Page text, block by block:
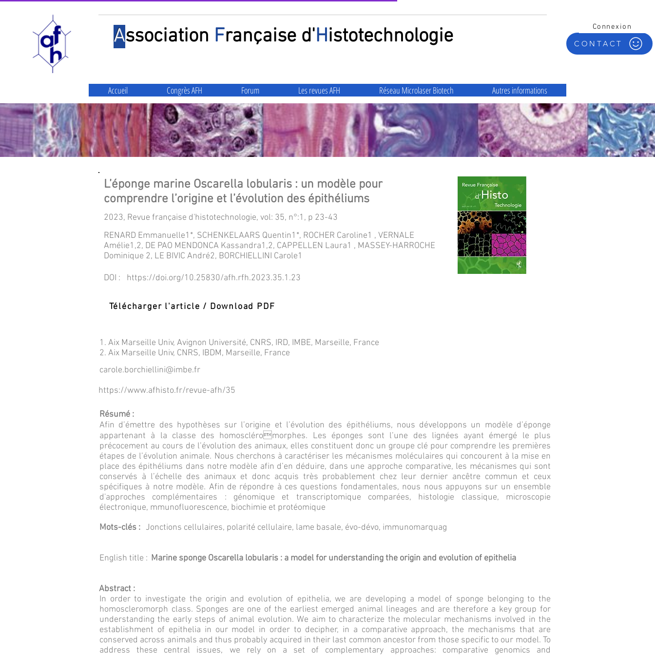
Association Française d'Histotechnologie CONTACT
Connexion
Accueil Congrès AFH Forum Les revues AFH Réseau Microlaser Biotech Autres informations
L’éponge marine Oscarella lobularis : un modèle pour
comprendre l’origine et l’évolution des épithéliums
2023, Revue française d'histotechnologie, vol: 35, n°:1, p 23-43
RENARD Emmanuelle1*, SCHENKELAARS Quentin1*, ROCHER Caroline1 , VERNALE
Amélie1,2, DE PAO MENDONCA Kassandra1,2, CAPPELLEN Laura1 , MASSEY-HARROCHE
Dominique 2, LE BIVIC André2, BORCHIELLINI Carole1
DOI : https://doi.org/10.25830/afh.rfh.2023.35.1.23
Télécharger l'article / Download PDF
1. Aix Marseille Univ, Avignon Université, CNRS, IRD, IMBE, Marseille, France
2. Aix Marseille Univ, CNRS, IBDM, Marseille, France
carole.borchiellini@imbe.fr
https://www.afhisto.fr/revue-afh/35
Résumé :
Afin d’émettre des hypothèses sur l’origine et l’évolution des épithéliums, nous développons un modèle d’éponge
appartenant à la classe des homoscléromorphes. Les éponges sont l’une des lignées ayant émergé le plus
précocement au cours de l’évolution des animaux, elles constituent donc un groupe clé pour comprendre les premières
étapes de l’évolution animale. Nous cherchons à caractériser les mécanismes moléculaires qui concourent à la mise en
place des épithéliums dans notre modèle afin d’en déduire, dans une approche comparative, les mécanismes qui sont
conservés à l’échelle des animaux et donc acquis très probablement chez leur dernier ancêtre commun et ceux
spécifiques à notre modèle. Afin de répondre à ces questions fondamentales, nous nous appuyons sur un ensemble
d'approches complémentaires : génomique et transcriptomique comparées, histologie classique, microscopie
électronique, mmunofluorescence, biochimie et protéomique
Mots-clés : Jonctions cellulaires, polarité cellulaire, lame basale, évo-dévo, immunomarquag
English title : Marine sponge Oscarella lobularis : a model for understanding the origin and evolution of epithelia
Abstract :
In order to investigate the origin and evolution of epithelia, we are developing a model of sponge belonging to the
homoscleromorph class. Sponges are one of the earliest emerged animal lineages and are therefore a key group for
understanding the early steps of animal evolution. We aim to characterize the molecular mechanisms involved in the
establishment of epithelia in our model in order to decipher, in a comparative approach, the mechanisms that are
conserved across animals and thus probably acquired in their last common ancestor from those specific to our model. To
address these central issues, we rely on a set of complementary approaches: comparative genomics and